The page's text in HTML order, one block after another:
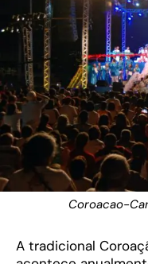
Coroacao-
A tradicional